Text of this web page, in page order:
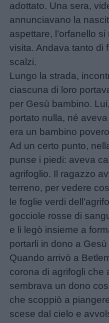
Menu
Schede
didattiche
Disegni
da
colorare
Storie
per
bambini
Feste
e
giornate
Filastrocche
Giochi
adottato. Una sera,
annunciavano la
aspettare, l’orfanello
visita. Andava tanto di
scalzi.
Lungo la strada,
ciascuna di loro
per Gesù bambino.
portato nulla, né
era un bambino
Ad un certo punto,
punse i piedi: aveva
agrifoglio. Il ragazzo
terreno, per vedere
le foglie verdi
gocciole rosse di
e li legò insieme a
portarli in dono a
Quando arrivò a
corona di agrifogli che
sembrava un dono
che scoppiò a
scese dal cielo e